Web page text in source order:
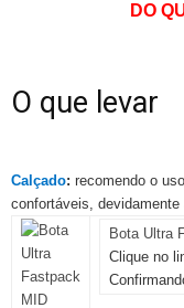
DO
O que levar
Calçado: recomendo o
confortáveis,
Bota Ultra
Clique no